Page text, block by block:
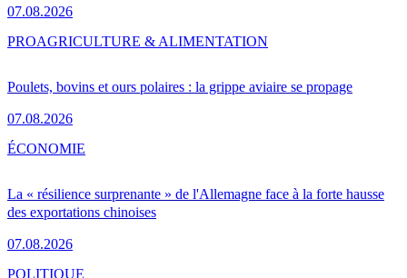
07.08.2026
Poulets, bovins et ours polaires : la grippe aviaire se propage
07.08.2026
PROAGRICULTURE & ALIMENTATION
La « résilience surprenante » de l'Allemagne face à la forte hausse
des exportations chinoises
07.08.2026
ÉCONOMIE
POLITIQUE